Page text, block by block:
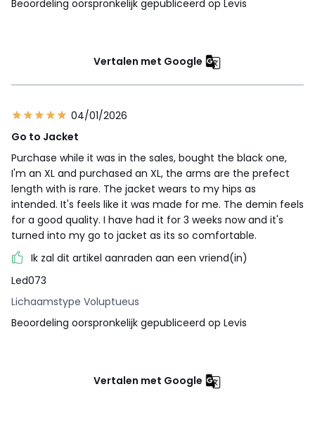
Beoordeling oorspronkelijk gepubliceerd op Levis
Vertalen met Google
04/01/2026
Go to Jacket
Purchase while it was in the sales, bought the black one,
I'm an XL and purchased an XL, the arms are the prefect
length with is rare. The jacket wears to my hips as
intended. It's feels like it was made for me. The demin feels
for a good quality. I have had it for 3 weeks now and it's
turned into my go to jacket as its so comfortable.
Ik zal dit artikel aanraden aan een vriend(in)
Led073
Lichaamstype Voluptueus
Beoordeling oorspronkelijk gepubliceerd op Levis
Vertalen met Google